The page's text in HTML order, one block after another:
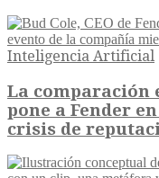
Inteligencia Artificial
La comparación
pone a Fender
crisis de